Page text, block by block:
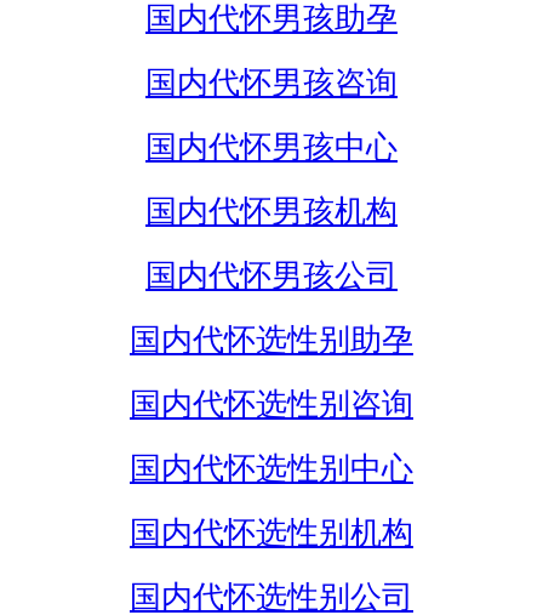
国内代怀男孩助孕
国内代怀男孩咨询
国内代怀男孩中心
国内代怀男孩机构
国内代怀男孩公司
国内代怀选性别助孕
国内代怀选性别咨询
国内代怀选性别中心
国内代怀选性别机构
国内代怀选性别公司